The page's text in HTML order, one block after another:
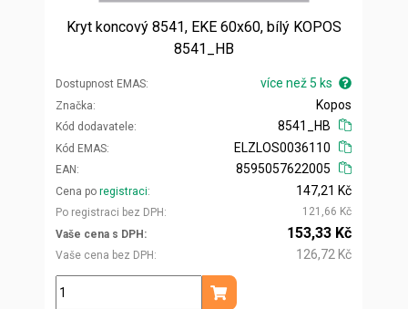
Kryt koncový 8541, EKE 60x60, bílý KOPOS
8541_HB
Dostupnost EMAS více než 5 ks
Značka
Kód dodavatele
Kopos
8541_HB
Kód EMAS
EAN
ELZLOS0036110
8595057622005
Cena po registraci
Po registraci bez DPH
147,21 Kč
121,66 Kč
Vaše cena s DPH
Vaše cena bez DPH
153,33 Kč
126,72 Kč
ks
Přidat do košíku